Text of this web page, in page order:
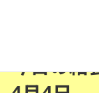
今日の給